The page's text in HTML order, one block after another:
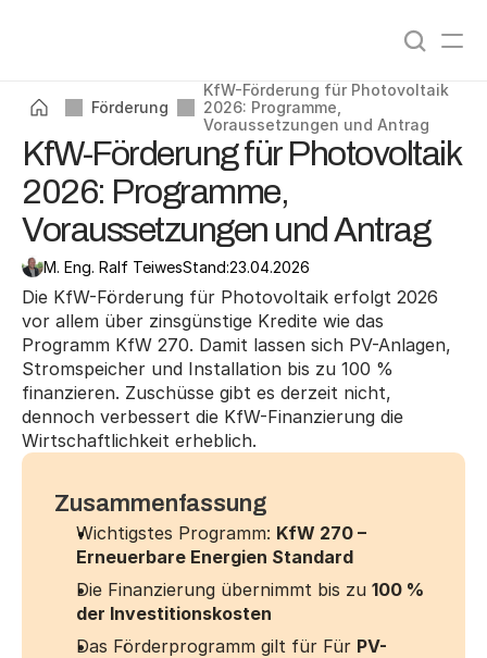
Förderung
KfW-Förderung für Photovoltaik
2026: Programme,
Voraussetzungen und Antrag
KfW-Förderung für Photovoltaik
2026: Programme,
Voraussetzungen und Antrag
M. Eng. Ralf TeiwesStand:23.04.2026
Die KfW-Förderung für Photovoltaik erfolgt 2026
vor allem über zinsgünstige Kredite wie das
Programm KfW 270. Damit lassen sich PV-Anlagen,
Stromspeicher und Installation bis zu 100 %
finanzieren. Zuschüsse gibt es derzeit nicht,
dennoch verbessert die KfW-Finanzierung die
Wirtschaftlichkeit erheblich.
Zusammenfassung
Wichtigstes Programm: KfW 270 –
Erneuerbare Energien Standard
Die Finanzierung übernimmt bis zu 100 %
der Investitionskosten
Das Förderprogramm gilt für Für PV-